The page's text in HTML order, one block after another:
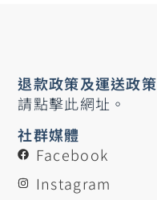
社群媒體
Facebook
Instagram
退款政策及運送政策
請點擊此網址。